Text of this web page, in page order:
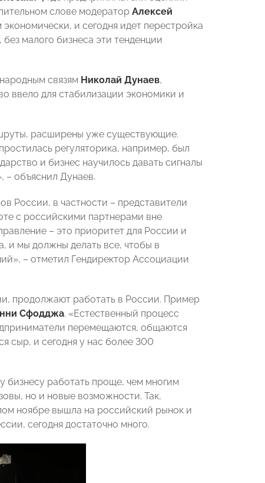
слове модератор Алексей
и сегодня идет перестройка
малого бизнеса эти тенденции
связям Николай Дунаев,
ввело для стабилизации экономики и
расширены уже существующие.
регуляторика, например, был
и бизнес научилось давать сигналы
– объяснил Дунаев.
России, в частности – представители
с российскими партнерами вне
– это приоритет для России и
и мы должны делать все, чтобы в
– отметил Гендиректор Ассоциации
продолжают работать в России. Пример
Сфодджа. «Естественный процесс
перемещаются, общаются
сыр, и сегодня у нас более 300
бизнесу работать проще, чем многим
но и новые возможности. Так,
ноябре вышла на российский рынок и
сегодня достаточно много.